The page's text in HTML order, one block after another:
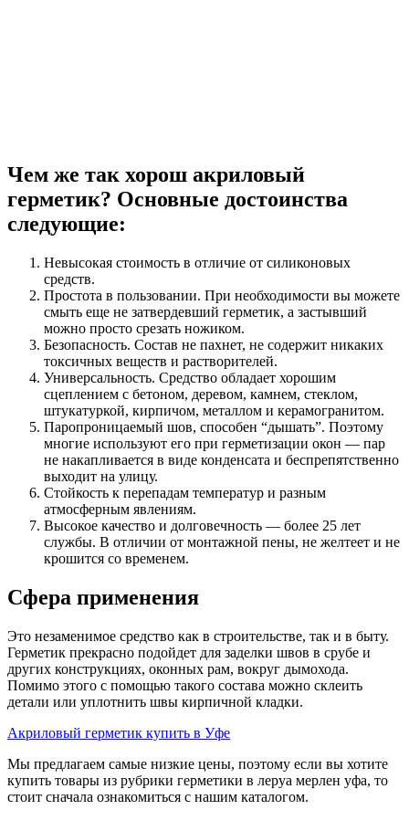
Чем же так хорош акриловый
герметик? Основные достоинства
следующие:
Невысокая стоимость в отличие от силиконовых
средств.
Простота в пользовании. При необходимости вы можете
смыть еще не затвердевший герметик, а застывший
можно просто срезать ножиком.
Безопасность. Состав не пахнет, не содержит никаких
токсичных веществ и растворителей.
Универсальность. Средство обладает хорошим
сцеплением с бетоном, деревом, камнем, стеклом,
штукатуркой, кирпичом, металлом и керамогранитом.
Паропроницаемый шов, способен “дышать”. Поэтому
многие используют его при герметизации окон — пар
не накапливается в виде конденсата и беспрепятственно
выходит на улицу.
Стойкость к перепадам температур и разным
атмосферным явлениям.
Высокое качество и долговечность — более 25 лет
службы. В отличии от монтажной пены, не желтеет и не
крошится со временем.
Сфера применения
Это незаменимое средство как в строительстве, так и в быту.
Герметик прекрасно подойдет для заделки швов в срубе и
других конструкциях, оконных рам, вокруг дымохода.
Помимо этого с помощью такого состава можно склеить
детали или уплотнить швы кирпичной кладки.
Акриловый герметик купить в Уфе
Мы предлагаем самые низкие цены, поэтому если вы хотите
купить товары из рубрики герметики в леруа мерлен уфа, то
стоит сначала ознакомиться с нашим каталогом.